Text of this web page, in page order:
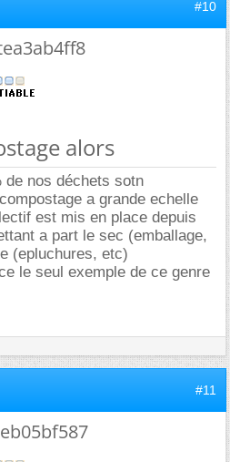
#10
alors
de nos déchets sotn
a grande echelle
est mis en place depuis
a part le sec (emballage,
(epluchures, etc)
le seul exemple de ce genre
#11